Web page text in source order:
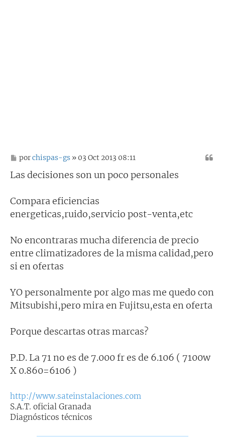
M
n
j
e
porchispas-gs » 03 Oct 2013 08:11
Las decisiones son un poco personales
Compara eficiencias
energeticas,ruido,servicio post-venta,etc
No encontraras mucha diferencia de precio
entre climatizadores de la misma calidad,pero
si en ofertas
YO personalmente por algo mas me quedo con
Mitsubishi,pero mira en Fujitsu,esta en oferta
Porque descartas otras marcas?
P.D. La 71 no es de 7.000 fr es de 6.106 ( 7100w
X 0.860=6106 )
http://www.sateinstalaciones.com
S.A.T. oficial Granada
Diagnósticos técnicos